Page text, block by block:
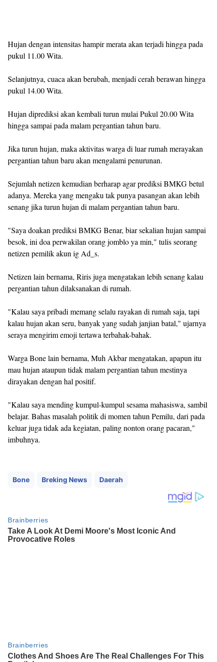
Hujan dengan intensitas hampir merata akan terjadi hingga pada
pukul 11.00 Wita.
Selanjutnya, cuaca akan berubah, menjadi cerah berawan hingga
pukul 14.00 Wita.
Hujan diprediksi akan kembali turun mulai Pukul 20.00 Wita
hingga sampai pada malam pergantian tahun baru.
Jika turun hujan, maka aktivitas warga di luar rumah merayakan
pergantian tahun baru akan mengalami penurunan.
Sejumlah netizen kemudian berharap agar prediksi BMKG betul
adanya. Mereka yang mengaku tak punya pasangan akan lebih
senang jika turun hujan di malam pergantian tahun baru.
"Saya doakan prediksi BMKG Benar, biar sekalian hujan sampai
besok, ini doa perwakilan orang jomblo ya min," tulis seorang
netizen pemilik akun ig Ad_s.
Netizen lain bernama, Riris juga mengatakan lebih senang kalau
pergantian tahun dilaksanakan di rumah.
"Kalau saya pribadi memang selalu rayakan di rumah saja, tapi
kalau hujan akan seru, banyak yang sudah janjian batal," ujarnya
seraya mengirim emoji tertawa terbahak-bahak.
Warga Bone lain bernama, Muh Akbar mengatakan, apapun itu
mau hujan ataupun tidak malam pergantian tahun mestinya
dirayakan dengan hal positif.
"Kalau saya mending kumpul-kumpul sesama mahasiswa, sambil
belajar. Bahas masalah politik di momen tahun Pemilu, dari pada
keluar juga tidak ada kegiatan, paling nonton orang pacaran,"
imbuhnya.
Bone Breking News Daerah